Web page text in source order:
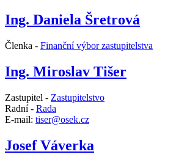
Ing. Daniela Šretrová
Členka - Finanční výbor zastupitelstva
Ing. Miroslav Tišer
Zastupitel - Zastupitelstvo
Radní - Rada
E-mail: tiser@osek.cz
Josef Váverka